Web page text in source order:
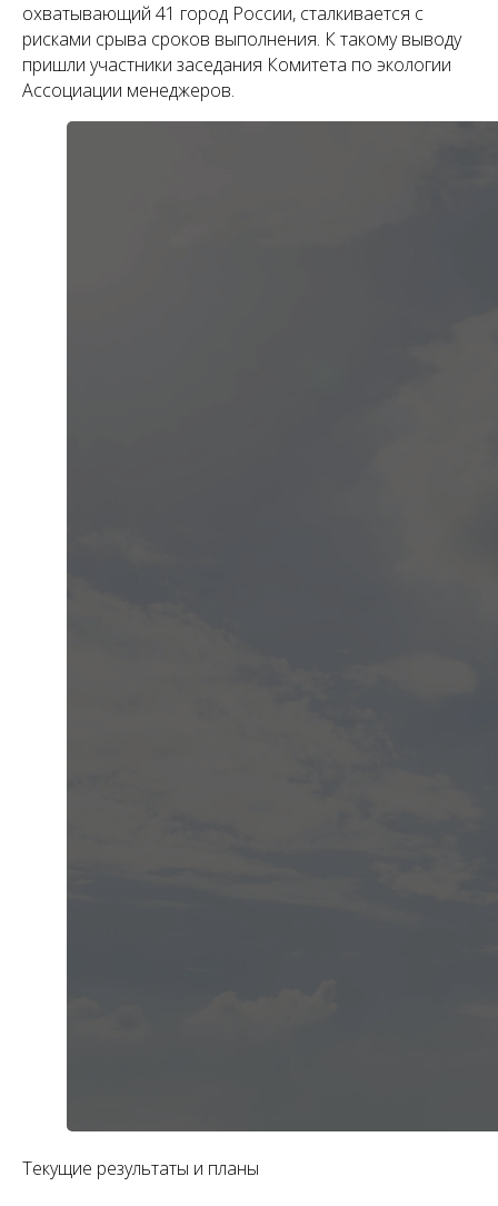
охватывающий 41 город России, сталкивается с
рисками срыва сроков выполнения. К такому выводу
пришли участники заседания Комитета по экологии
Ассоциации менеджеров.
Текущие результаты и планы